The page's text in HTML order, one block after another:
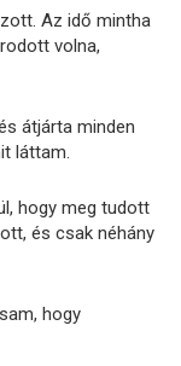
Az idő mintha
volna,
átjárta minden
láttam.
hogy meg tudott
és csak néhány
hogy